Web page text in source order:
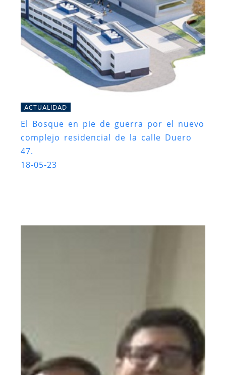
ACTUALIDAD
El Bosque en pie de guerra por el nuevo
complejo residencial de la calle Duero
47.
18-05-23